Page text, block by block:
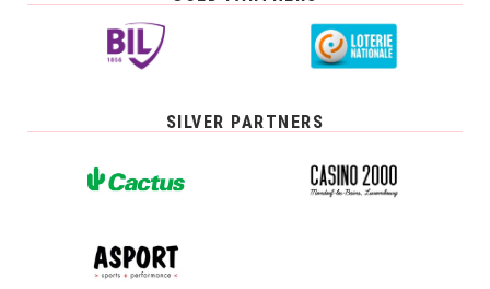
SILVER PARTNERS